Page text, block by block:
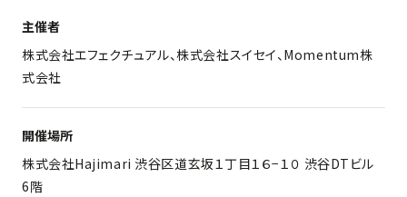
主催者
株式会社エフェクチュアル、株式会社スイセイ、Momentum株
式会社
開催場所
株式会社Hajimari 渋谷区道玄坂１丁目１６−１０ 渋谷DTビル
6階